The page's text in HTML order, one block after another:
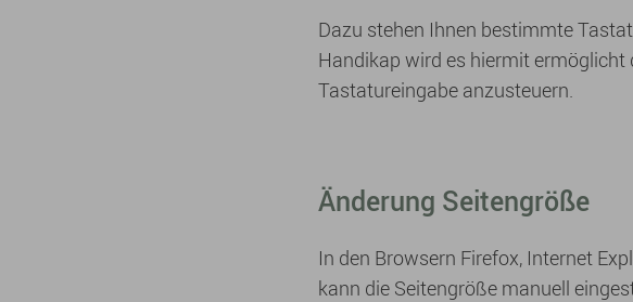
Dazu stehen Ihnen bestimmte
Handikap wird es hiermit
Tastatureingabe anzusteuern.
Änderung Seitengröße
In den Browsern Firefox, Internet
kann die Seitengröße manuell